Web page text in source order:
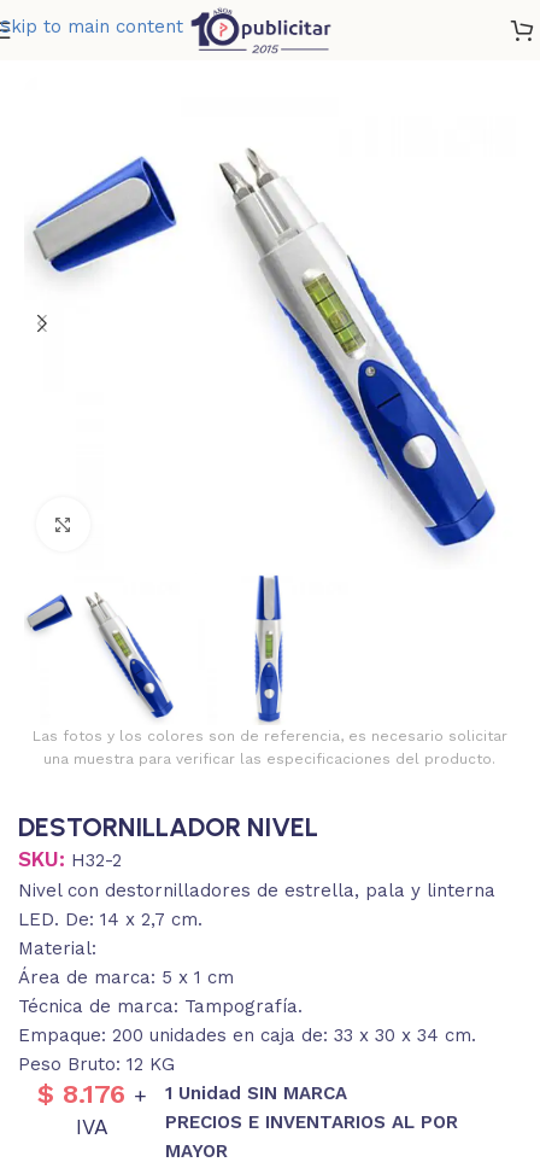
Skip to main content
DESTORNILLADOR NIVEL
Las fotos y los colores son de referencia, es necesario solicitar
una muestra para verificar las especificaciones del producto.
DESTORNILLADOR NIVEL
SKU: H32-2
Nivel con destornilladores de estrella, pala y linterna
LED. De: 14 x 2,7 cm.
Material:
Área de marca: 5 x 1 cm
Técnica de marca: Tampografía.
Empaque: 200 unidades en caja de: 33 x 30 x 34 cm.
Peso Bruto: 12 KG
$ 8.176 +
IVA
1 Unidad SIN MARCA
PRECIOS E INVENTARIOS AL POR
MAYOR